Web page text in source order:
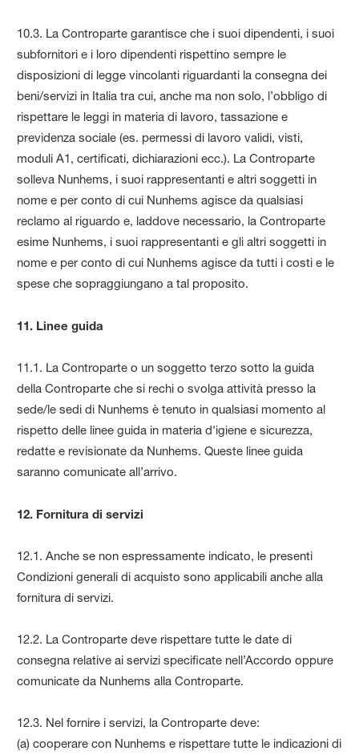
10.3. La Controparte garantisce che i suoi dipendenti, i suoi
subfornitori e i loro dipendenti rispettino sempre le
disposizioni di legge vincolanti riguardanti la consegna dei
beni/servizi in Italia tra cui, anche ma non solo, l’obbligo di
rispettare le leggi in materia di lavoro, tassazione e
previdenza sociale (es. permessi di lavoro validi, visti,
moduli A1, certificati, dichiarazioni ecc.). La Controparte
solleva Nunhems, i suoi rappresentanti e altri soggetti in
nome e per conto di cui Nunhems agisce da qualsiasi
reclamo al riguardo e, laddove necessario, la Controparte
esime Nunhems, i suoi rappresentanti e gli altri soggetti in
nome e per conto di cui Nunhems agisce da tutti i costi e le
spese che sopraggiungano a tal proposito.
11. Linee guida
11.1. La Controparte o un soggetto terzo sotto la guida
della Controparte che si rechi o svolga attività presso la
sede/le sedi di Nunhems è tenuto in qualsiasi momento al
rispetto delle linee guida in materia d'igiene e sicurezza,
redatte e revisionate da Nunhems. Queste linee guida
saranno comunicate all’arrivo.
12. Fornitura di servizi
12.1. Anche se non espressamente indicato, le presenti
Condizioni generali di acquisto sono applicabili anche alla
fornitura di servizi.
12.2. La Controparte deve rispettare tutte le date di
consegna relative ai servizi specificate nell’Accordo oppure
comunicate da Nunhems alla Controparte.
12.3. Nel fornire i servizi, la Controparte deve:
(a) cooperare con Nunhems e rispettare tutte le indicazioni di